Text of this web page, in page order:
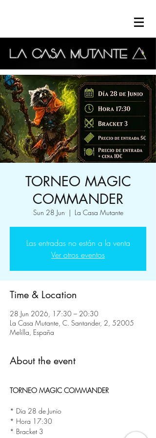
TORNEO MAGIC
COMMANDER
Sun 28 Jun
  |
La Casa Mutante
Las entradas no están a la venta
Ver otros eventos
Time & Location
28 Jun 2026, 17:30 – 20:30
La Casa Mutante, C. Santander, 2, 52005
Melilla, España
About the event
TORNEO MAGIC COMMANDER
* Dia 28 de Junio
* Hora 17:30
* Bracket 3